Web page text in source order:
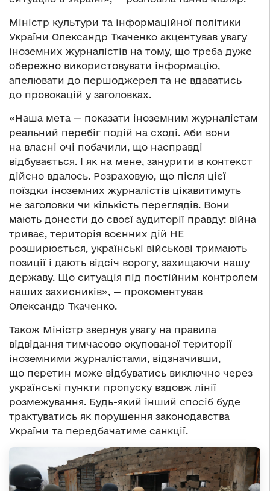
Міністр культури та інформаційної політики
України Олександр Ткаченко акцентував увагу
іноземних журналістів на тому, що треба дуже
обережно використовувати інформацію,
апелювати до першоджерел та не вдаватись
до провокацій у заголовках.
«Наша мета — показати іноземним журналістам
реальний перебіг подій на сході. Аби вони
на власні очі побачили, що насправді
відбувається. І як на мене, занурити в контекст
дійсно вдалось. Розраховую, що після цієї
поїздки іноземних журналістів цікавитимуть
не заголовки чи кількість переглядів. Вони
мають донести до своєї аудиторії правду: війна
триває, територія воєнних дій НЕ
розширюється, українські військові тримають
позиції і дають відсіч ворогу, захищаючи нашу
державу. Що ситуація під постійним контролем
наших захисників», — прокоментував
Олександр Ткаченко.
Також Міністр звернув увагу на правила
відвідання тимчасово окупованої території
іноземними журналістами, відзначивши,
що перетин може відбуватись виключно через
українські пункти пропуску вздовж лінії
розмежування. Будь-який інший спосіб буде
трактуватись як порушення законодавства
України та передбачатиме санкції.